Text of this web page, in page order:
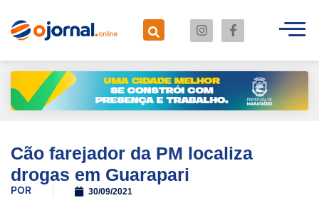
Cão farejador da PM localiza
drogas em Guarapari
POR 30/09/2021